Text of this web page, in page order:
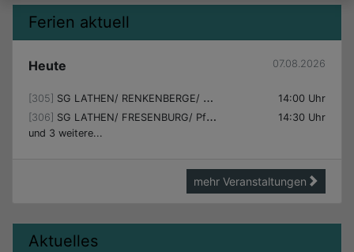
Hümmlinger Ferienpass - Startseite
Ferien aktuell
Ferien aktuell
07.08.2026
Heute
[305] SG LATHEN/ RENKENBERGE/ Laser- und Luftgewehrschießen
14:00 Uhr
[306]
SG LATHEN/ FRESENBURG/ Pferdeabenteuer beim Reitverein Lathen
14:30 Uhr
und 3 weitere...
mehr Veranstaltungen
Aktuelles
Aktuelles